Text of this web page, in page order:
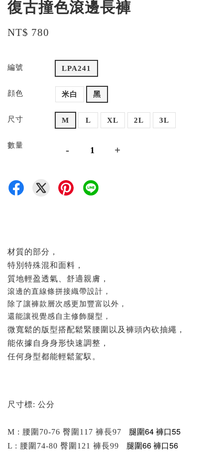
復古撞色滾邊長褲
NT$ 780
編號 LPA241
顔色 米白 黑
尺寸 M L XL 2L 3L
數量 - +
材質的部分，
特別特殊混和面料，
質地輕盈透氣、舒適親膚，
滾邊的直線條拼接織帶設計，
除了讓褲款層次感更加豐富以外，
還能讓視覺感自主修飾腿型，
微寬鬆的版型搭配鬆緊腰圍以及褲頭內砍抽繩，
能依據自身身形快速調整，
任何身型都能輕鬆駕馭。
尺寸標: 公分
M : 腰圍70-76 臀圍117 褲長97 腿圍64褲口55
L : 腰圍74-80 臀圍121 褲長99 腿圍66褲口56